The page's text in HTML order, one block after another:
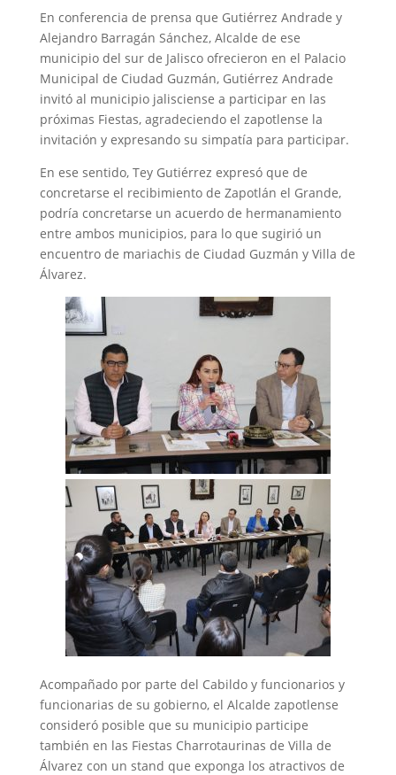
En conferencia de prensa que Gutiérrez Andrade y
Alejandro Barragán Sánchez, Alcalde de ese
municipio del sur de Jalisco ofrecieron en el Palacio
Municipal de Ciudad Guzmán, Gutiérrez Andrade
invitó al municipio jalisciense a participar en las
próximas Fiestas, agradeciendo el zapotlense la
invitación y expresando su simpatía para participar.
En ese sentido, Tey Gutiérrez expresó que de
concretarse el recibimiento de Zapotlán el Grande,
podría concretarse un acuerdo de hermanamiento
entre ambos municipios, para lo que sugirió un
encuentro de mariachis de Ciudad Guzmán y Villa de
Álvarez.
Acompañado por parte del Cabildo y funcionarios y
funcionarias de su gobierno, el Alcalde zapotlense
consideró posible que su municipio participe
también en las Fiestas Charrotaurinas de Villa de
Álvarez con un stand que exponga los atractivos de